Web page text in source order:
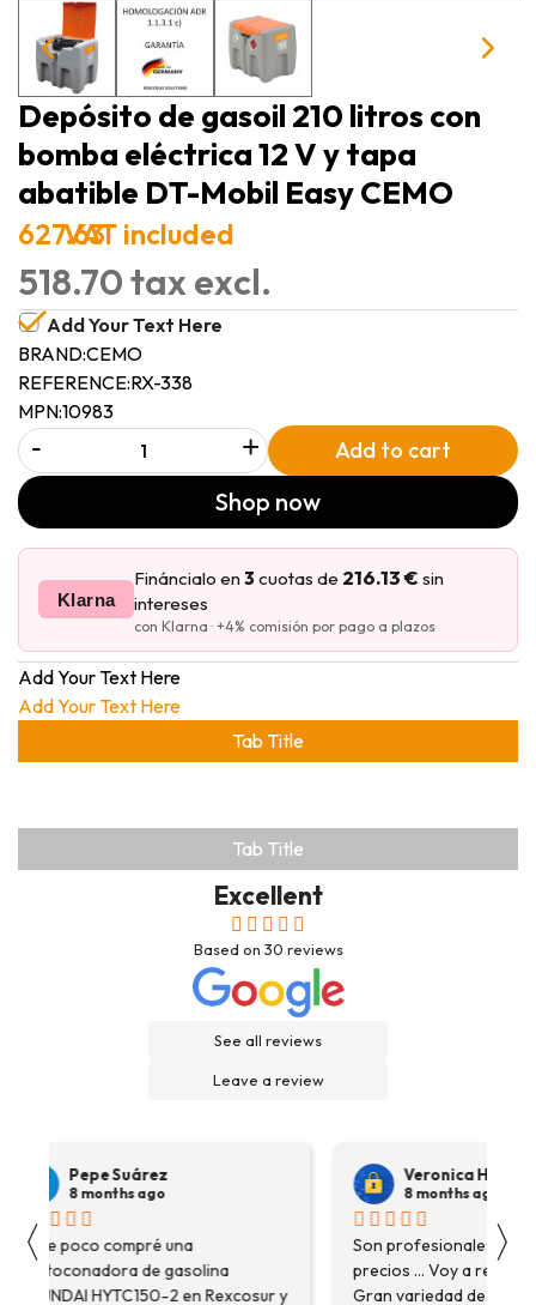
Depósito de gasoil 210 litros con
bomba eléctrica 12 V y tapa
abatible DT-Mobil Easy CEMO
627.63VAT included
518.70 tax excl.
Add Your Text Here
BRAND:CEMO
REFERENCE:RX-338
MPN:10983
- + Add to cart
Shop now
Klarna
Fináncialo en3 cuotas de 216.13 € sin
intereses
con Klarna · +4% comisión por pago a plazos
Add Your Text Here
Add Your Text Here
Tab Title
Tab Title
Excellent
Based on 30 reviews
See all reviews
Leave a review
〈
Pepe Suárez
8 months ago
Hace poco compré una
destoconadora de gasolina
HYUNDAI HYTC150-2 en Rexcosur y
Veronica Hidalgo
8 months ago
Son profesionales ,
precios ... Voy a repetir
Gran variedad de
〉